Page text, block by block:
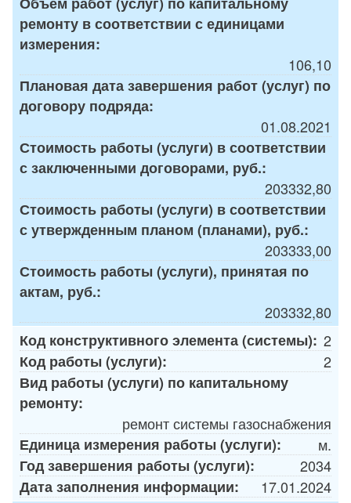
ремонту в соответствии с единицами
измерения:
106,10
Плановая дата завершения работ (услуг) по
договору подряда:
01.08.2021
Стоимость работы (услуги) в соответствии
с заключенными договорами, руб.:
203332,80
Стоимость работы (услуги) в соответствии
с утвержденным планом (планами), руб.:
203333,00
Стоимость работы (услуги), принятая по
актам, руб.:
203332,80
Код конструктивного элемента (системы): 2
Код работы (услуги):
2
Вид работы (услуги) по капитальному
ремонту:
ремонт системы газоснабжения
Единица измерения работы (услуги):
м.
Год завершения работы (услуги):
2034
Дата заполнения информации:
17.01.2024